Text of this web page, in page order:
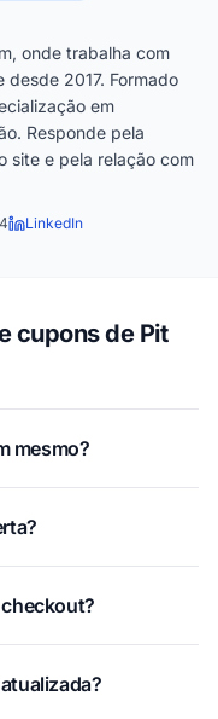
onde trabalha com
2017. Formado
em
Responde pela
site e pela relação com
LinkedIn
cupons de Pit
mesmo?